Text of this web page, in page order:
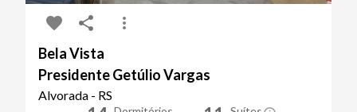
Bela Vista
Presidente Getúlio Vargas
Alvorada - RS